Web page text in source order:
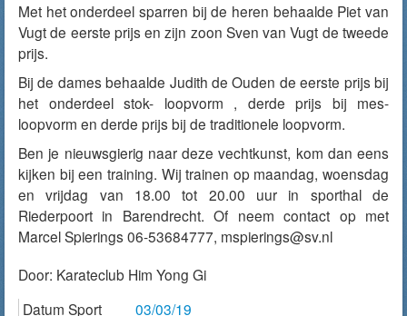
Met het onderdeel sparren bij de heren behaalde Piet van
Vugt de eerste prijs en zijn zoon Sven van Vugt de tweede
prijs.
Bij de dames behaalde Judith de Ouden de eerste prijs bij
het onderdeel stok- loopvorm , derde prijs bij mes-
loopvorm en derde prijs bij de traditionele loopvorm.
Ben je nieuwsgierig naar deze vechtkunst, kom dan eens
kijken bij een training. Wij trainen op maandag, woensdag
en vrijdag van 18.00 tot 20.00 uur in sporthal de
Riederpoort in Barendrecht. Of neem contact op met
Marcel Spierings 06-53684777, mspierings@sv.nl
Door: Karateclub Him Yong Gi
Datum Sport
03/03/19